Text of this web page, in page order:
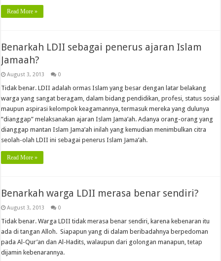
Read More »
Benarkah LDII sebagai penerus ajaran Islam
Jamaah?
August 3, 2013 0
Tidak benar. LDII adalah ormas Islam yang besar dengan latar belakang
warga yang sangat beragam, dalam bidang pendidikan, profesi, status sosial
maupun aspirasi kelompok keagamannya, termasuk mereka yang dulunya
”dianggap” melaksanakan ajaran Islam Jama’ah. Adanya orang-orang yang
dianggap mantan Islam Jama’ah inilah yang kemudian menimbulkan citra
seolah-olah LDII ini sebagai penerus Islam Jama’ah.
Read More »
Benarkah warga LDII merasa benar sendiri?
August 3, 2013 0
Tidak benar. Warga LDII tidak merasa benar sendiri, karena kebenaran itu
ada di tangan Alloh. Siapapun yang di dalam beribadahnya berpedoman
pada Al-Qur’an dan Al-Hadits, walaupun dari golongan manapun, tetap
dijamin kebenarannya.